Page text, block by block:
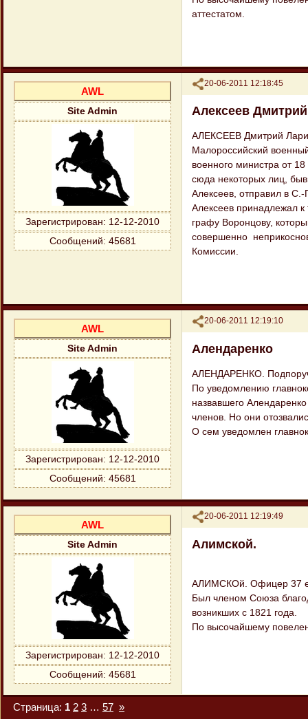
аттестатом.
Поделиться
20-06-2011 12:18:45
AWL
Site Admin
Зарегистрирован: 12-12-2010
Сообщений: 45681
Алексеев
АЛЕКСЕЕВ Дмитрий
Малороссийский
военного министра от
сюда нeкoтopыx лиц,
Алексеев, отправил в
Алексеев принадлежал к
графу Воронцову,
coвepшенно
Комиссии.
Поделиться
20-06-2011 12:19:10
AWL
Site Admin
Зарегистрирован: 12-12-2010
Сообщений: 45681
Алендаренко
АЛЕНДАРЕНКО.
По уведомлению
назвавшего
членов. Но они
О сем уведомлен
Поделиться
20-06-2011 12:19:49
AWL
Site Admin
Зарегистрирован: 12-12-2010
Сообщений: 45681
Алимской.
АЛИМСКОй. Офицер 37
Был членом Союза
возникших с 1821 года.
По высочайшему
Страница: 1 2 3 … 57 »